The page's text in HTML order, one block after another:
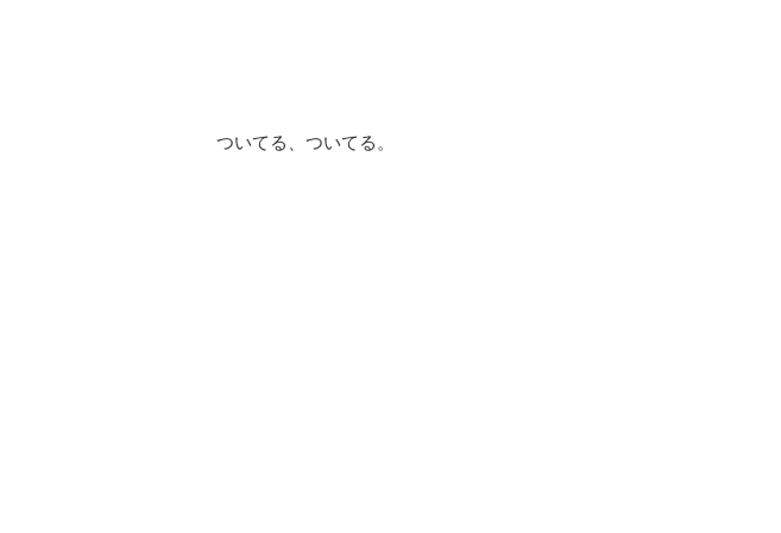
ついてる、ついてる。